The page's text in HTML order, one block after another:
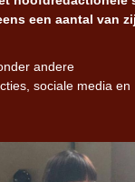
een aantal van
andere
sociale media en